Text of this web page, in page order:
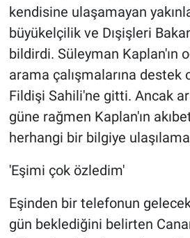
kendisine ulaşamayan
büyükelçilik ve Dışişleri
bildirdi. Süleyman Kaplan'ın
arama çalışmalarına destek
Fildişi Sahili'ne gitti. Ancak
güne rağmen Kaplan'ın
herhangi bir bilgiye
'Eşimi çok özledim'
Eşinden bir telefonun
gün beklediğini belirten